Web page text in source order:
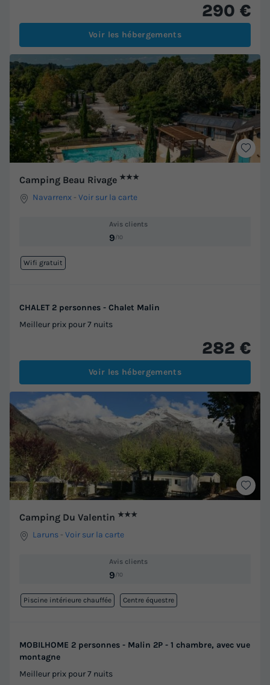
290 €
Voir les hébergements
Camping Beau Rivage ★★★
Navarrenx -Voir sur la carte
Avis clients
9/10
Wifi gratuit
CHALET 2 personnes - Chalet Malin
Meilleur prix pour 7 nuits
282 €
Voir les hébergements
Camping Du Valentin ★★★
Laruns -Voir sur la carte
Avis clients
9/10
Piscine intérieure chauffée Centre équestre
MOBILHOME 2 personnes - Malin 2P - 1 chambre, avec vue
montagne
Meilleur prix pour 7 nuits